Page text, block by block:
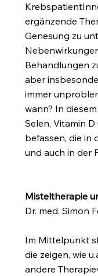
ergänzende
Genesung zu
Behandlungen
aber
immer
wann? In
Selen, Vitamin
befassen, die in
und auch in der
Misteltherapie
Dr. med. Simon
Im Mittelpunkt
die zeigen, wie
andere